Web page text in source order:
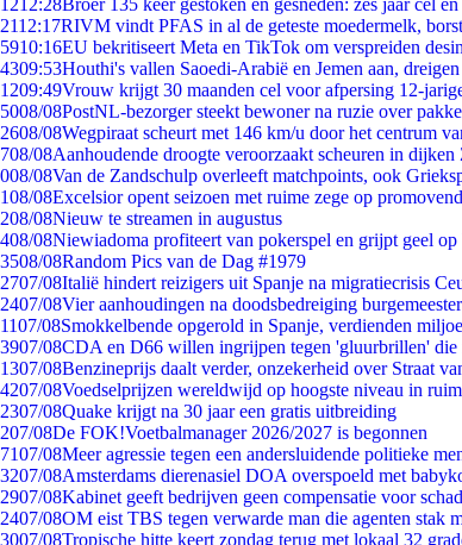
1212:28Broer 135 keer gestoken en gesneden: zes jaar cel
2112:17RIVM vindt PFAS in al de geteste moedermelk,
5910:16EU bekritiseert Meta en TikTok om verspreiden
4309:53Houthi's vallen Saoedi-Arabië en Jemen aan,
1209:49Vrouw krijgt 30 maanden cel voor afpersing 12-
5008/08PostNL-bezorger steekt bewoner na ruzie over
2608/08Wegpiraat scheurt met 146 km/u door het centrum
708/08Aanhoudende droogte veroorzaakt scheuren in
008/08Van de Zandschulp overleeft matchpoints, ook
108/08Excelsior opent seizoen met ruime zege op
208/08Nieuw te streamen in augustus
408/08Niewiadoma profiteert van pokerspel en grijpt geel op
3508/08Random Pics van de Dag #1979
2707/08Italië hindert reizigers uit Spanje na migratiecrisis
2407/08Vier aanhoudingen na doodsbedreiging
1107/08Smokkelbende opgerold in Spanje, verdienden
3907/08CDA en D66 willen ingrijpen tegen 'gluurbrillen' die
1307/08Benzineprijs daalt verder, onzekerheid over Straat
4207/08Voedselprijzen wereldwijd op hoogste niveau in
2307/08Quake krijgt na 30 jaar een gratis uitbreiding
207/08De FOK!Voetbalmanager 2026/2027 is begonnen
7107/08Meer agressie tegen een andersluidende politieke
3207/08Amsterdams dierenasiel DOA overspoeld met
2907/08Kabinet geeft bedrijven geen compensatie voor
2407/08OM eist TBS tegen verwarde man die agenten stak
3007/08Tropische hitte keert zondag terug met lokaal 32